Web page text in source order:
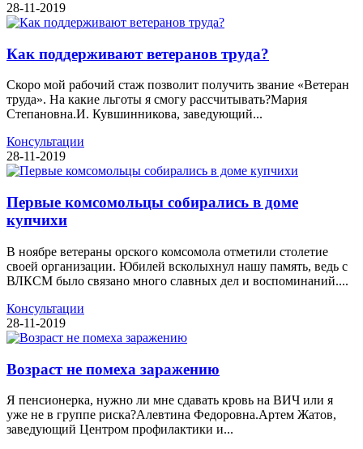
28-11-2019
Как поддерживают ветеранов труда?
Скоро мой рабочий стаж позволит получить звание «Ветеран
труда». На какие льготы я смогу рассчитывать?Мария
Степановна.И. Кувшинникова, заведующий...
Консультации
28-11-2019
Первые комсомольцы собирались в доме
купчихи
В ноябре ветераны орского комсомола отметили столетие
своей организации. Юбилей всколыхнул нашу память, ведь с
ВЛКСМ было связано много славных дел и воспоминаний....
Консультации
28-11-2019
Возраст не помеха заражению
Я пенсионерка, нужно ли мне сдавать кровь на ВИЧ или я
уже не в группе риска?Алевтина Федоровна.Артем Жатов,
заведующий Центром профилактики и...